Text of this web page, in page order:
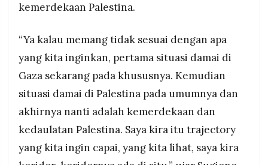
kemerdekaan Palestina.
“Ya kalau memang tidak sesuai dengan apa
yang kita inginkan, pertama situasi damai di
Gaza sekarang pada khususnya. Kemudian
situasi damai di Palestina pada umumnya dan
akhirnya nanti adalah kemerdekaan dan
kedaulatan Palestina. Saya kira itu trajectory
yang kita ingin capai, yang kita lihat, saya kira